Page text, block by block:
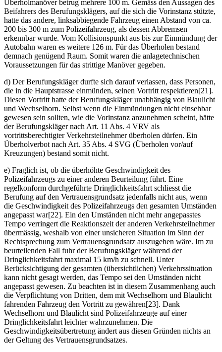
Überholmanöver betrug mehrere 100 m. Gemäss den Aussagen des
Beifahrers des Berufungsklägers, auf die sich die Vorinstanz stützte,
hatte das andere, linksabbiegende Fahrzeug einen Abstand von ca.
200 bis 300 m zum Polizeifahrzeug, als dessen Abbremsen
erkennbar wurde. Vom Kollisionspunkt aus bis zur Einmündung der
Autobahn waren es weitere 126 m. Für das Überholen bestand
demnach genügend Raum. Somit waren die anlagetechnischen
Voraussetzungen für das strittige Manöver gegeben.
d) Der Berufungskläger durfte sich darauf verlassen, dass Personen,
die in die Hauptstrasse einmünden, seinen Vortritt respektieren[21].
Diesen Vortritt hatte der Berufungskläger unabhängig von Blaulicht
und Wechselhorn. Selbst wenn die Einmündungen nicht einsehbar
gewesen sein sollten, wie die Vorinstanz anzunehmen scheint, hätte
der Berufungskläger nach Art. 11 Abs. 4 VRV als
vortrittsberechtigter Verkehrsteilnehmer überholen dürfen. Ein
Überholverbot nach Art. 35 Abs. 4 SVG (Überholen vor/auf
Kreuzungen) bestand somit nicht.
e) Fraglich ist, ob die überhöhte Geschwindigkeit des
Polizeifahrzeugs zu einer anderen Beurteilung führt. Eine
regelkonform durchgeführte Dringlichkeitsfahrt schliesst die
Berufung auf den Vertrauensgrundsatz jedenfalls nicht aus, wenn
die Geschwindigkeit des Polizeifahrzeugs den gesamten Umständen
angepasst war[22]. Ein den Umständen nicht mehr angepasstes
Tempo verringert die Reaktionszeit der anderen Verkehrsteilnehmer
übermässig, weshalb von einer unsicheren Situation im Sinn der
Rechtsprechung zum Vertrauensgrundsatz auszugehen wäre. Im zu
beurteilenden Fall fuhr der Berufungskläger während der
Dringlichkeitsfahrt maximal 15 km/h zu schnell. Unter
Berücksichtigung der gesamten (übersichtlichen) Verkehrssituation
kann nicht gesagt werden, das Tempo sei den Umständen nicht
angepasst gewesen. Zu beachten ist in diesem Zusammenhang auch
die Verpflichtung von Dritten, dem mit Wechselhorn und Blaulicht
fahrenden Fahrzeug den Vortritt zu gewähren[23]. Dank
Wechselhorn und Blaulicht sind Polizeifahrzeuge auf einer
Dringlichkeitsfahrt leichter wahrzunehmen. Die
Geschwindigkeitsübertretung ändert aus diesen Gründen nichts an
der Geltung des Vertrauensgrundsatzes.